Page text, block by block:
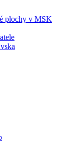
plochy v MSK